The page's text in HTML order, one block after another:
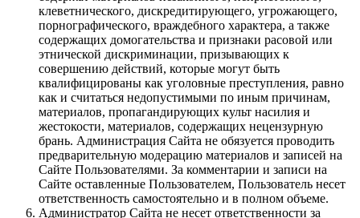
клеветнического, дискредитирующего, угрожающего,
порнографического, враждебного характера, а также
содержащих домогательства и признаки расовой или
этнической дискриминации, призывающих к
совершению действий, которые могут быть
квалифицированы как уголовные преступления, равно
как и считаться недопустимыми по иным причинам,
материалов, пропагандирующих культ насилия и
жестокости, материалов, содержащих нецензурную
брань. Администрация Сайта не обязуется проводить
предварительную модерацию материалов и записей на
Сайте Пользователями. За комментарии и записи на
Сайте оставленные Пользователем, Пользователь несет
ответственность самостоятельно и в полном объеме.
Администратор Сайта не несет ответственности за